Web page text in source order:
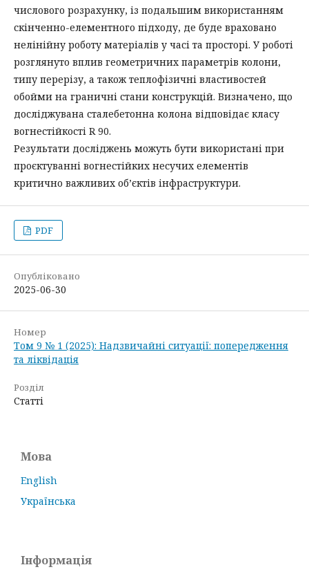
числового розрахунку, із подальшим використанням
скінченно-елементного підходу, де буде враховано
нелінійну роботу матеріалів у часі та просторі. У роботі
розглянуто вплив геометричних параметрів колони,
типу перерізу, а також теплофізичні властивостей
обойми на граничні стани конструкцій. Визначено, що
досліджувана сталебетонна колона відповідає класу
вогнестійкості R 90.
Результати досліджень можуть бути використані при
проєктуванні вогнестійких несучих елементів
критично важливих об’єктів інфраструктури.
PDF
Опубліковано
2025-06-30
Номер
Том 9 № 1 (2025): Надзвичайні ситуації: попередження
та ліквідація
Розділ
Статті
Мова
English
Українська
Інформація